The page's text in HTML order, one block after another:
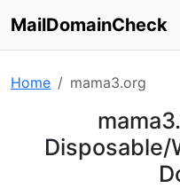
MailDomainCheck
Home mama3.org